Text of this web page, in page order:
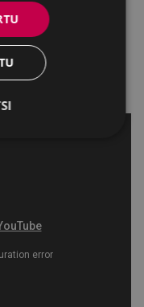
San Juan,
Dulceida, Gemma